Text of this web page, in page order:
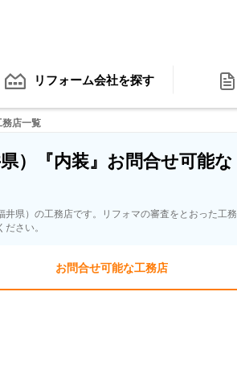
リフォーム会社を探す
店一覧
）『内装』お問合せ可能な
県）の工務店です。リフォマの審査をとおった工務
さい。
お問合せ可能な工務店